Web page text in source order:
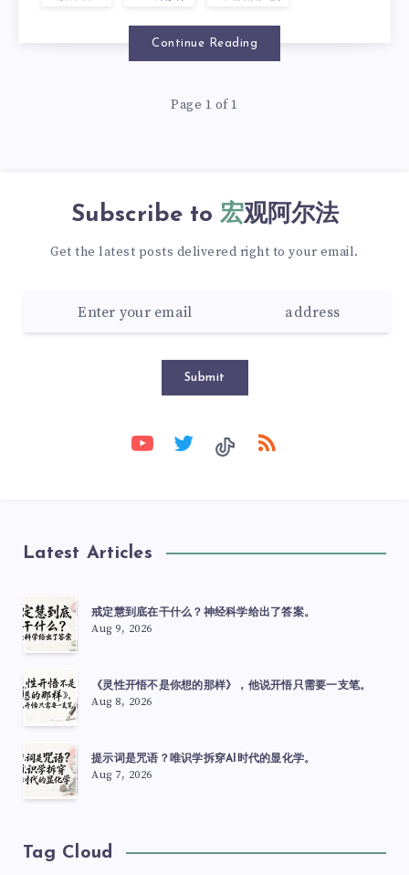
Continue Reading
Page 1 of 1
Subscribe to 宏观阿尔法
Get the latest posts delivered right to your email.
Submit
Latest Articles
戒定慧到底在干什么？神经科学给出了答案。
Aug 9, 2026
《灵性开悟不是你想的那样》，他说开悟只需要一支笔。
Aug 8, 2026
提示词是咒语？唯识学拆穿AI时代的显化学。
Aug 7, 2026
Tag Cloud